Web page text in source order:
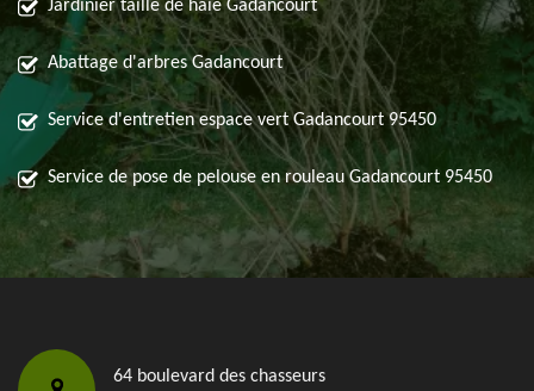
Jardinier taille de haie Gadancourt
Abattage d'arbres Gadancourt
Service d'entretien espace vert Gadancourt 95450
Service de pose de pelouse en rouleau Gadancourt 95450
64 boulevard des chasseurs